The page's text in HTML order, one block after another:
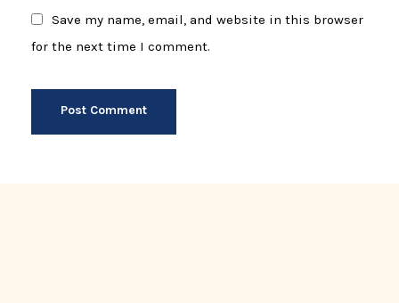
Save my name, email, and website in this browser
for the next time I comment.